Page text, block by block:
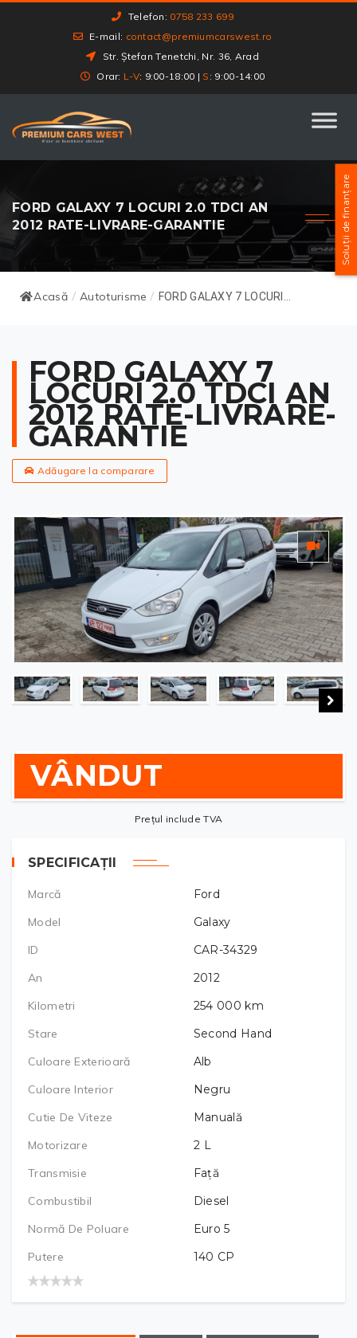
Telefon: 0758 233 699
E-mail: contact@premiumcarswest.ro
Str. Ștefan Tenetchi, Nr. 36, Arad
Orar: L-V: 9:00-18:00 | S : 9:00-14:00
FORD GALAXY 7 LOCURI 2.0 TDCI AN
2012 RATE-LIVRARE-GARANTIE
Acasă / Autoturisme / FORD GALAXY 7 LOCURI...
FORD GALAXY 7
LOCURI 2.0 TDCI AN
2012 RATE-LIVRARE-
GARANTIE
Adăugare la comparare
VÂNDUT
Prețul include TVA
SPECIFICAȚII
Marcă
Ford
Model
Galaxy
ID
CAR-34329
An
2012
Kilometri
254 000 km
Stare
Second Hand
Culoare Exterioară
Alb
Culoare Interior
Negru
Cutie De Viteze
Manuală
Motorizare
2 L
Transmisie
Față
Combustibil
Diesel
Normă De Poluare
Euro 5
Putere
140 CP
Soluții de finanțare